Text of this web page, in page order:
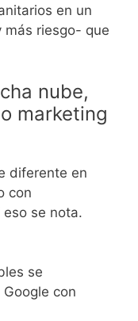
en un
más riesgo- que
nube,
marketing
diferente en
con
se nota.
se
con